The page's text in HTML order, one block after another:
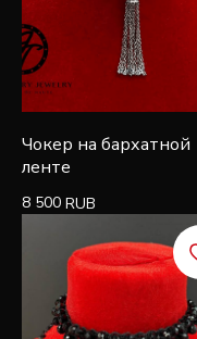
Чокер на бархатной
ленте
8 500 RUB
Подпишитесь, чтобы
новостей, стилей и